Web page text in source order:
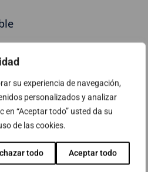
su experiencia de navegación,
personalizados y analizar
“Aceptar todo” usted da su
de las cookies.
todo Aceptar todo
Tenable i Trend Micro per
hospitalaris
Ciberseguretat d'ABAST